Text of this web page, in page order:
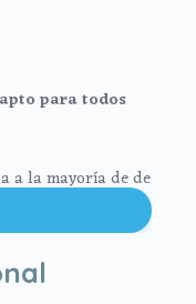
para todos
a la mayoría de de